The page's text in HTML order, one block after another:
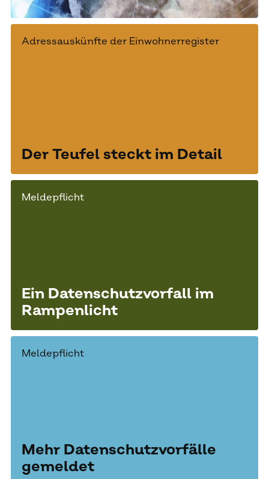
Der Teufel steckt im Detail
Adressauskünfte der Einwohnerregister
Ein Datenschutzvorfall im
Rampenlicht
Meldepflicht
Mehr Datenschutzvorfälle
gemeldet
Meldepflicht